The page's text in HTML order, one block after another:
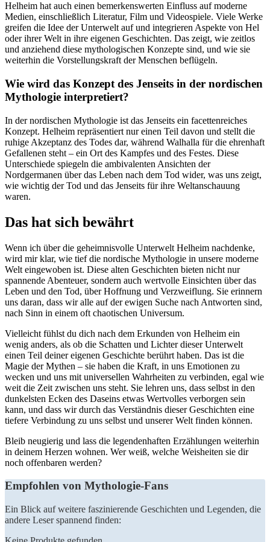
Helheim hat auch einen bemerkenswerten Einfluss auf moderne
Medien,⁣ einschließlich Literatur, Film und ⁣Videospiele. Viele Werke
greifen die Idee der Unterwelt auf und integrieren Aspekte von Hel
oder ihrer Welt in ihre eigenen Geschichten. Das zeigt, wie zeitlos
und anziehend ⁣diese mythologischen Konzepte sind, und wie sie
weiterhin die Vorstellungskraft der Menschen beflügeln.
Wie wird das Konzept des Jenseits in der nordischen
Mythologie interpretiert?
In der nordischen Mythologie ist das Jenseits​ ein facettenreiches
Konzept. ⁢Helheim repräsentiert nur einen Teil davon und stellt die
ruhige‍ Akzeptanz des ‍Todes dar, während Walhalla für die ehrenhaft
Gefallenen steht – ein Ort des Kampfes und des⁢ Festes. Diese
Unterschiede spiegeln die ​ambivalenten Ansichten der
Nordgermanen über das Leben nach dem Tod wider, was uns zeigt,
wie wichtig der Tod und das Jenseits für ihre Weltanschauung
waren.
Das hat sich bewährt
Wenn ⁢ich über die geheimnisvolle Unterwelt Helheim nachdenke,
wird mir klar, wie tief die nordische Mythologie in⁤ unsere moderne
Welt eingewoben ist. ‌Diese alten Geschichten bieten nicht nur
spannende Abenteuer, sondern auch wertvolle Einsichten über das
Leben und den Tod, über Hoffnung und Verzweiflung. Sie erinnern
‍uns daran, dass wir alle auf der ewigen Suche nach ⁢Antworten sind,
nach Sinn in einem‌ oft chaotischen Universum.
Vielleicht fühlst du dich nach dem ⁤Erkunden von Helheim ein
wenig ​anders,‌ als ob die Schatten und Lichter dieser Unterwelt
einen⁣ Teil deiner eigenen Geschichte berührt haben. Das ist die
Magie der Mythen – sie haben die Kraft, in uns Emotionen zu
wecken und uns mit universellen Wahrheiten zu verbinden, egal wie
weit die Zeit zwischen uns steht. Sie lehren uns, dass selbst in den
dunkelsten Ecken des Daseins etwas Wertvolles verborgen sein
kann, und dass wir durch das Verständnis dieser Geschichten eine
tiefere Verbindung zu uns selbst und unserer Welt finden können.
Bleib neugierig und lass die legendenhaften Erzählungen weiterhin
in deinem‌ Herzen wohnen.⁢ Wer weiß, welche Weisheiten⁣ sie dir
noch‍ offenbaren werden?
Empfohlen von Mythologie-Fans
Ein Blick auf weitere faszinierende Geschichten und Legenden, die
andere Leser ​spannend finden: